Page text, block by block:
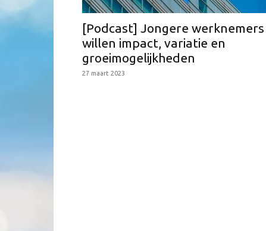
[Podcast] Jongere werknemers
willen impact, variatie en
groeimogelijkheden
27 maart 2023